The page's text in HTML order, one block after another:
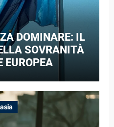
DOMINARE: IL
SOVRANITÀ
EUROPEA